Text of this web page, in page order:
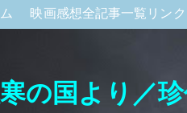
映画感想全記事一覧リン
の国より／